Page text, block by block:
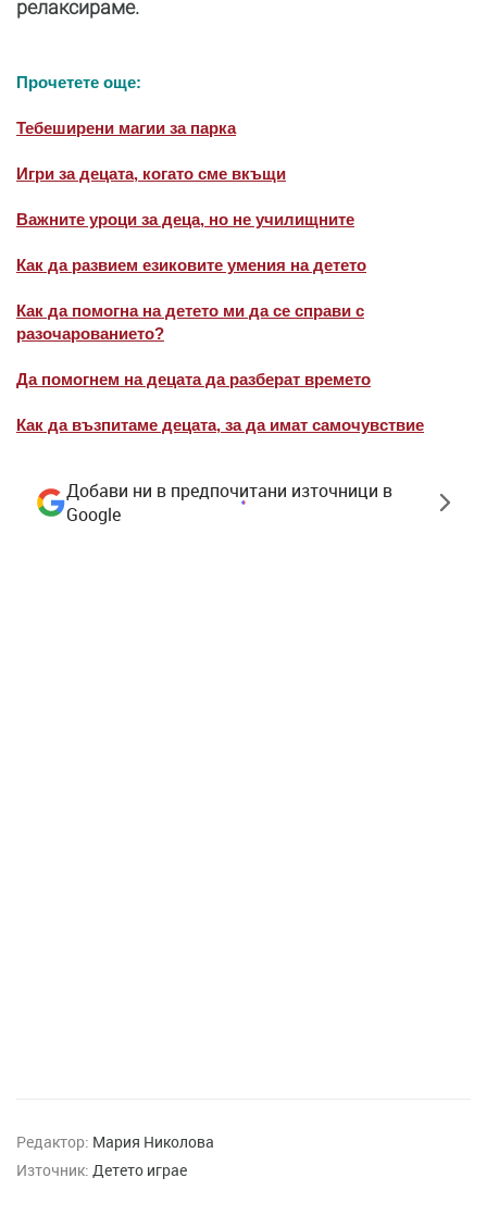
релаксираме.
Прочетете още:
Тебеширени магии за парка
Игри за децата, когато сме вкъщи
Важните уроци за деца, но не училищните
Как да развием езиковите умения на детето
Как да помогна на детето ми да се справи с
разочарованието?
Да помогнем на децата да разберат времето
Как да възпитаме децата, за да имат самочувствие
Добави ни в предпочитани източници в
Google
Редактор: Мария Николова
Източник: Детето играе